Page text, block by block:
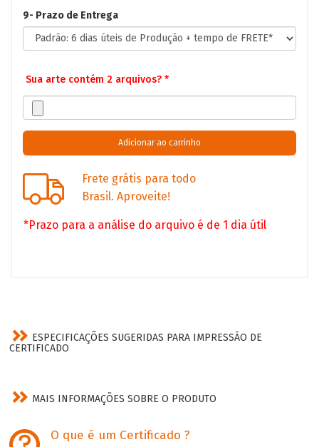
9- Prazo de Entrega
Sua arte contém 2 arquivos? *
Frete grátis para todo
Brasil. Aproveite!
*Prazo para a análise do arquivo é de 1 dia útil
ESPECIFICAÇÕES SUGERIDAS PARA IMPRESSÃO DE
CERTIFICADO
MAIS INFORMAÇÕES SOBRE O PRODUTO
O que é um Certificado ?